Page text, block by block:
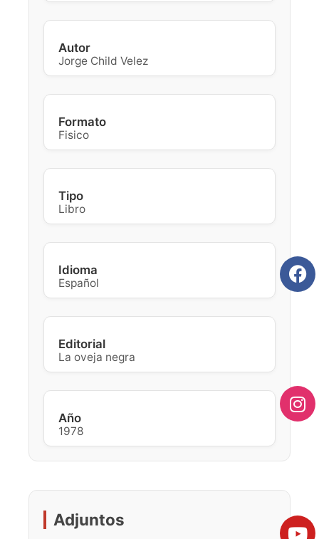
Autor
Jorge Child Velez
Formato
Fisico
Tipo
Libro
Idioma
Español
Editorial
La oveja negra
Año
1978
Adjuntos